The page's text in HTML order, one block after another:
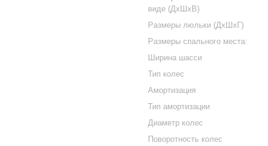
виде (ДхШхВ)
Размеры люльки (ДхШхГ)
Размеры спального места:
Ширина шасси
Тип колес
Амортизация
Тип амортизации
Диаметр колес
Поворотность колес